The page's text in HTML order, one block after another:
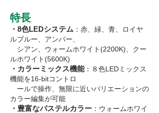
特長
・8色LEDシステム ：赤、緑、青、ロイヤ
ルブルー、アンバー、
シアン、ウォームホワイト(2200K)、クー
ルホワイト(5600K)
・カラーミックス機能：８色LEDミックス
機能を16-bitコントロ
ールで操作、無限に近いバリエーションの
カラー編集が可能
・豊富なパステルカラー ： ウォームホワイ